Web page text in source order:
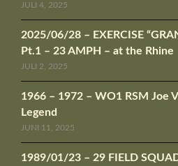
JULI 4, 2025
2025/06/28 – EXERCISE
Pt.1 – 23 AMPH – at the Rhine
JULI 2, 2025
1966 – 1972 – WO1 RSM Joe
Legend
JUNI 11, 2025
1989/01/23 – 29 FIELD